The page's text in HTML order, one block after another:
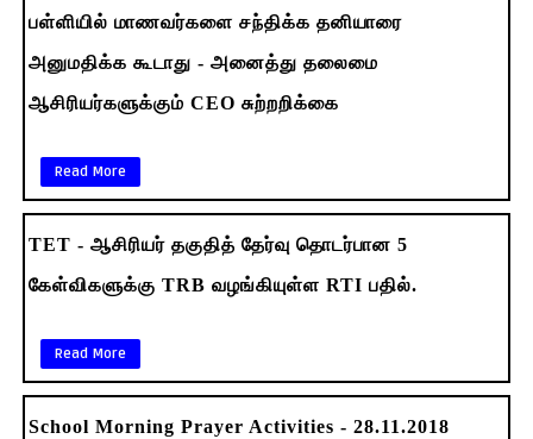
பள்ளியில் மாணவர்களை சந்திக்க தனியாரை
அனுமதிக்க கூடாது - அனைத்து தலைமை
ஆசிரியர்களுக்கும் CEO சுற்றறிக்கை
Read More
TET - ஆசிரியர் தகுதித் தேர்வு தொடர்பான 5
கேள்விகளுக்கு TRB வழங்கியுள்ள RTI பதில்.
Read More
School Morning Prayer Activities - 28.11.2018